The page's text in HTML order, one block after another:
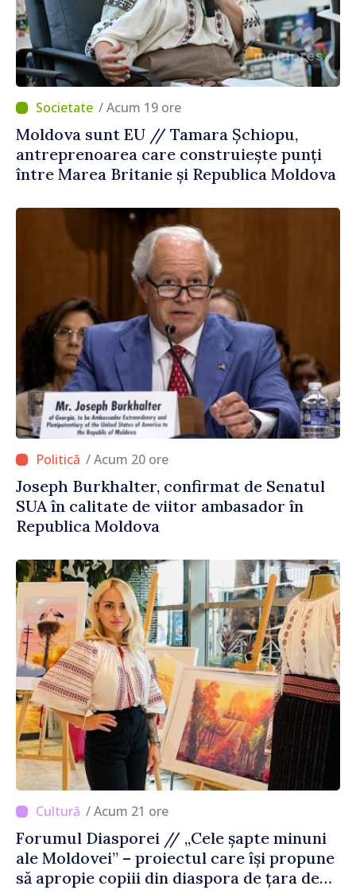
/ Acum 19 ore
Moldova sunt EU // Tamara Șchiopu,
antreprenoarea care construiește punți
între Marea Britanie și Republica Moldova
/ Acum 20 ore
Joseph Burkhalter, confirmat de Senatul
SUA în calitate de viitor ambasador în
Republica Moldova
/ Acum 21 ore
Forumul Diasporei // „Cele șapte minuni
ale Moldovei” – proiectul care își propune
să apropie copiii din diaspora de țara de